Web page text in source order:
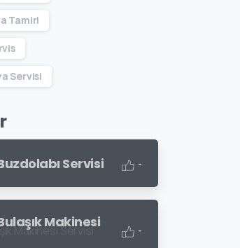
Tamiri
Servisi
Servisi -
Makinesi
-